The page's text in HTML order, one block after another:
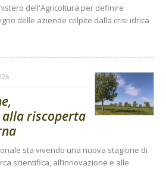
dell'Agricoltura per definire
delle aziende colpite dalla crisi idrica
alla riscoperta
sta vivendo una nuova stagione di
scientifica, all’innovazione e alle